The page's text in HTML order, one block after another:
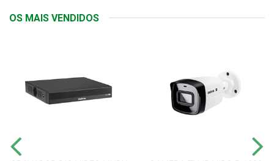
OS MAIS VENDIDOS